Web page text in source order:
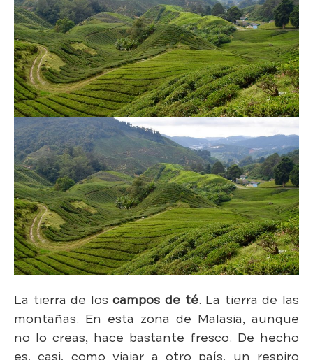
La tierra de loscampos de té. La tierra de las
montañas. En esta zona de Malasia, aunque
no lo creas, hace bastante fresco. De hecho
es, casi, como viajar a otro país, un respiro